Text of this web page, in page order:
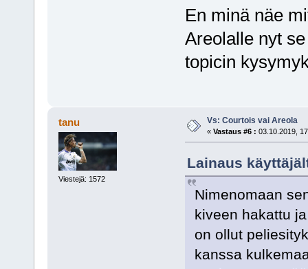
En minä näe
Areolalle nyt
topicin
tanu
Viestejä: 1572
Vs: Courtois vai Areola
« Vastaus #6 : 03.10.2019,
Lainaus
Nimenomaan
kiveen hakattu
on ollut
kanssa